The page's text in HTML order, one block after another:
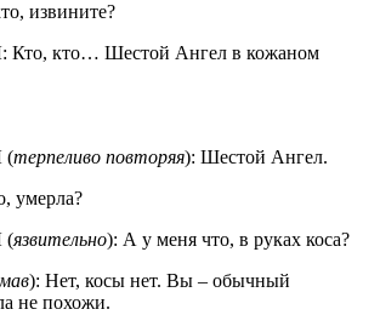
извините?
кто… Шестой Ангел в кожаном
(терпеливо повторяя): Шестой Ангел.
умерла?
(язвительно): А у меня что, в руках коса?
): Нет, косы нет. Вы – обычный
не похожи.